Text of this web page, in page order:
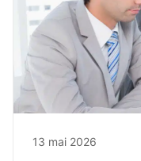
13 mai 2026